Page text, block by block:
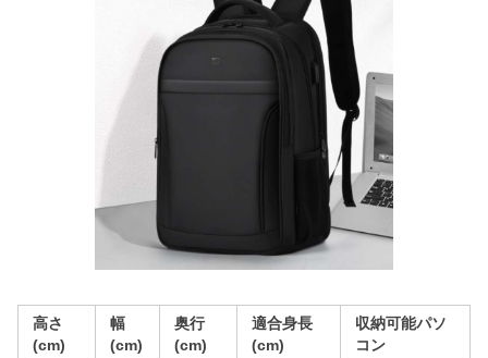
高さ
(cm)
幅
(cm)
奥行
(cm)
適合身長
(cm)
収納可能パソ
コン